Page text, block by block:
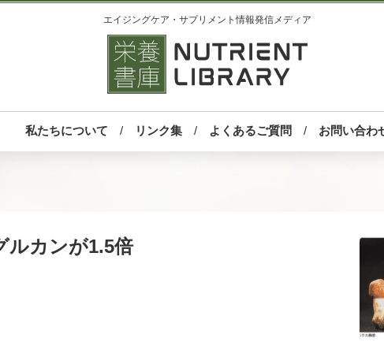
エイジングケア・サプリメント情報発信メディア
私たちについて リンク集 よくあるご質問 お問い合わ
ルカンが1.5倍